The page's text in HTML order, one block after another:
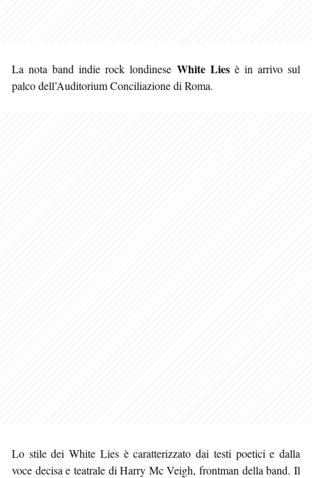
La nota band indie rock londinese White Liesè in arrivo sul
palco dell’Auditorium Conciliazione di Roma.
Lo stile dei White Lies è caratterizzato dai testi poetici e dalla
voce decisa e teatrale di Harry Mc Veigh, frontman della band. Il